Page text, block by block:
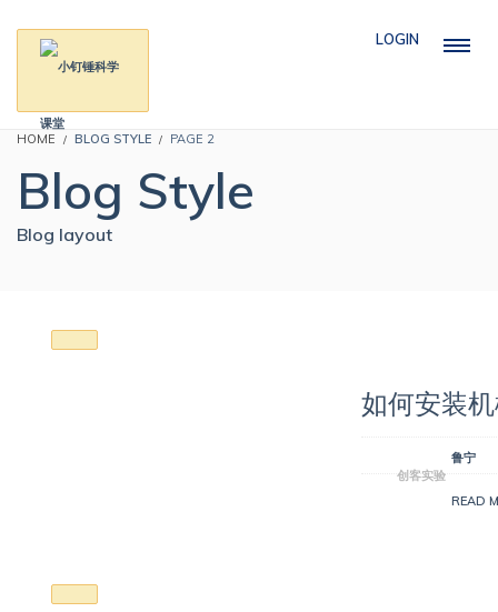
LOGIN
HOME BLOG STYLE PAGE 2
Blog Style
Blog layout
如何安装
创客实验
鲁宁
READ